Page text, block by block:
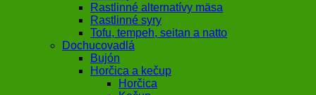
Rastlinné alternatívy mäsa
Rastlinné syry
Tofu, tempeh, seitan a natto
Dochucovadlá
Bujón
Horčica a kečup
Horčica